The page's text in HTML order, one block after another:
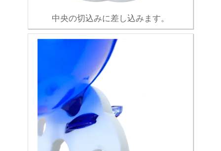
中央の切込みに差し込みます。